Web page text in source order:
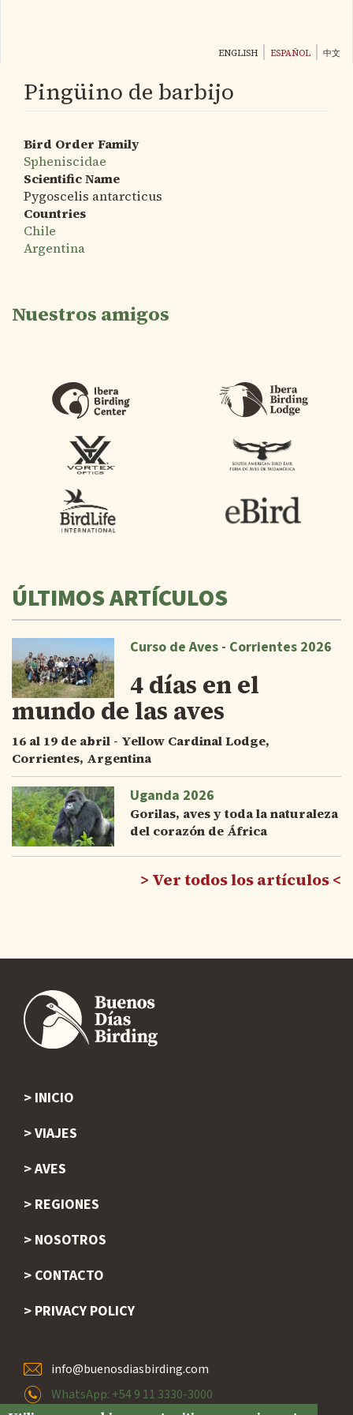
principal
ENGLISH ESPAÑOL 中文
Pingüino de barbijo
Bird Order Family
Spheniscidae
Scientific Name
Pygoscelis antarcticus
Countries
Chile
Argentina
Nuestros amigos
ÚLTIMOS ARTÍCULOS
Curso de Aves - Corrientes 2026
4 días en el
mundo de las aves
16 al 19 de abril - Yellow Cardinal Lodge,
Corrientes, Argentina
Uganda 2026
Gorilas, aves y toda la naturaleza
del corazón de África
Ver todos los artículos
Footer
INICIO
VIAJES
AVES
REGIONES
NOSOTROS
CONTACTO
PRIVACY POLICY
info@buenosdiasbirding.com
WhatsApp: +54 9 11 3330-3000